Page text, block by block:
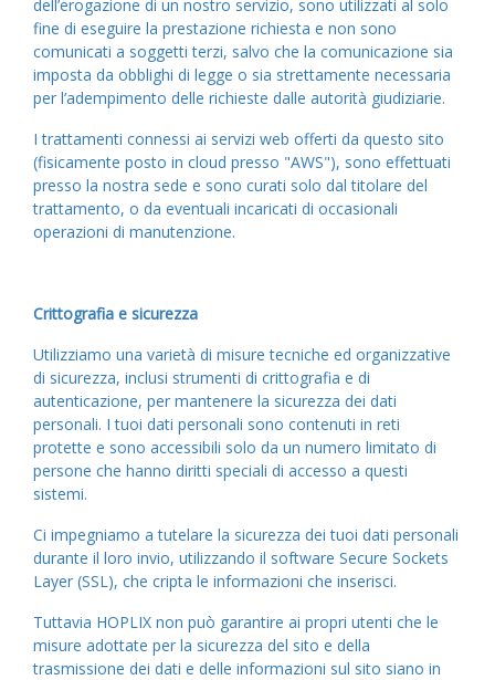
dell’erogazione di un nostro servizio, sono utilizzati al solo
fine di eseguire la prestazione richiesta e non sono
comunicati a soggetti terzi, salvo che la comunicazione sia
imposta da obblighi di legge o sia strettamente necessaria
per l’adempimento delle richieste dalle autorità giudiziarie.
I trattamenti connessi ai servizi web offerti da questo sito
(fisicamente posto in cloud presso "AWS"), sono effettuati
presso la nostra sede e sono curati solo dal titolare del
trattamento, o da eventuali incaricati di occasionali
operazioni di manutenzione.
Crittografia e sicurezza
Utilizziamo una varietà di misure tecniche ed organizzative
di sicurezza, inclusi strumenti di crittografia e di
autenticazione, per mantenere la sicurezza dei dati
personali. I tuoi dati personali sono contenuti in reti
protette e sono accessibili solo da un numero limitato di
persone che hanno diritti speciali di accesso a questi
sistemi.
Ci impegniamo a tutelare la sicurezza dei tuoi dati personali
durante il loro invio, utilizzando il software Secure Sockets
Layer (SSL), che cripta le informazioni che inserisci.
Tuttavia HOPLIX non può garantire ai propri utenti che le
misure adottate per la sicurezza del sito e della
trasmissione dei dati e delle informazioni sul sito siano in